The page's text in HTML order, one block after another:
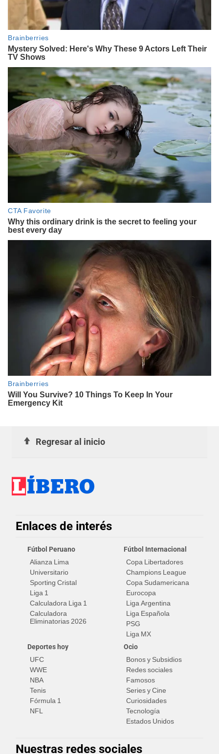
Regresar al inicio
Enlaces de interés
Fútbol Peruano
Alianza Lima
Universitario
Sporting Cristal
Liga 1
Calculadora Liga 1
Calculadora
Eliminatorias 2026
Fútbol Internacional
Copa Libertadores
Champions League
Copa Sudamericana
Eurocopa
Liga Argentina
Liga Española
PSG
Liga MX
Deportes hoy
UFC
WWE
NBA
Tenis
Fórmula 1
NFL
Ocio
Bonos y Subsidios
Redes sociales
Famosos
Series y Cine
Curiosidades
Tecnología
Estados Unidos
Nuestras redes sociales